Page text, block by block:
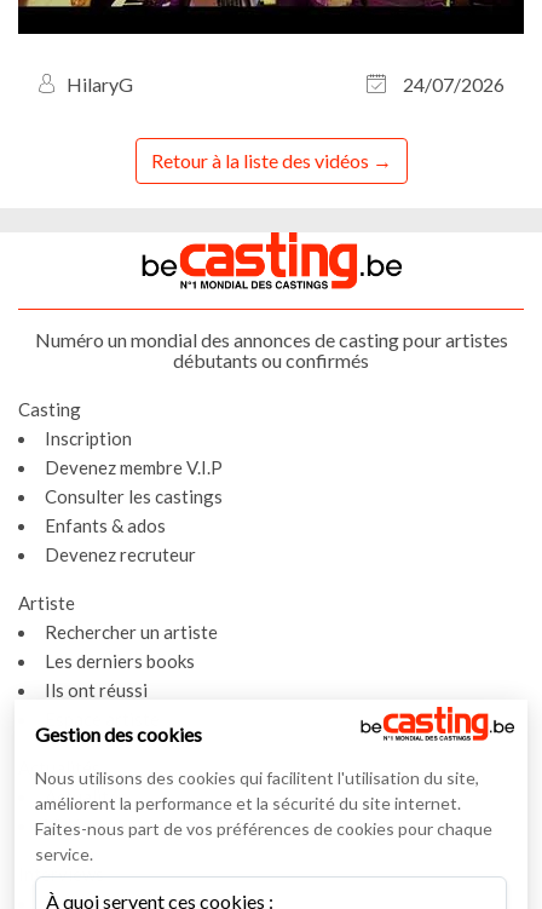
HilaryG 24/07/2026
Retour à la liste des vidéos
Numéro un mondial des annonces de casting pour artistes
débutants ou confirmés
Casting
Inscription
Devenez membre V.I.P
Consulter les castings
Enfants & ados
Devenez recruteur
Artiste
Rechercher un artiste
Les derniers books
Ils ont réussi
Actualités
Actualités
Vidéos
Interviews
Nos interviews
Gestion des cookies
Nous utilisons des cookies qui facilitent l'utilisation du site,
améliorent la performance et la sécurité du site internet.
Faites-nous part de vos préférences de cookies pour chaque
service.
À quoi servent ces cookies :